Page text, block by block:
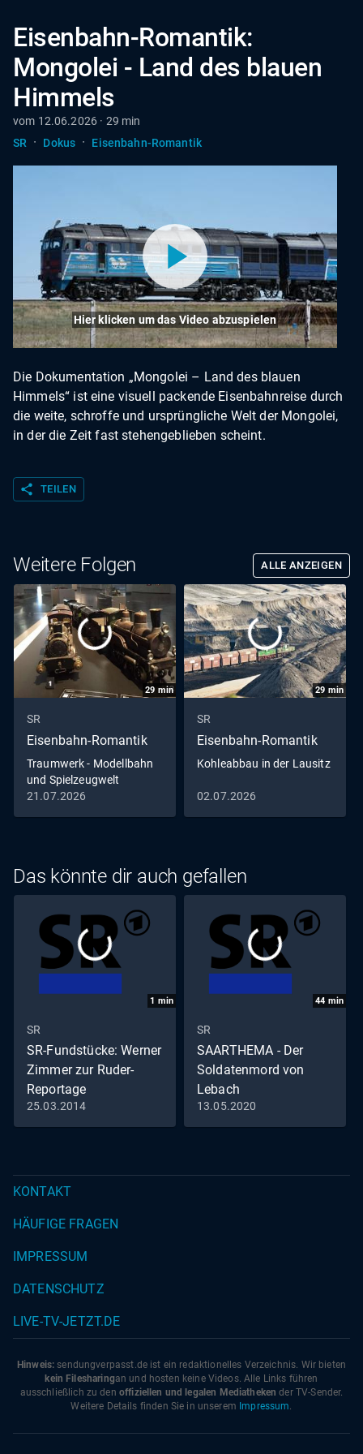
Eisenbahn-Romantik:
Mongolei - Land des blauen
Himmels
vom 12.06.2026 · 29 min
SR
· Dokus · Eisenbahn-Romantik
Hier klicken um das Video abzuspielen
Die Dokumentation „Mongolei – Land des blauen
Himmels“ ist eine visuell packende Eisenbahnreise durch
die weite, schroffe und ursprüngliche Welt der Mongolei,
in der die Zeit fast stehengeblieben scheint.
share TEILEN
Weitere Folgen ALLE ANZEIGEN
29 min
SR
Eisenbahn-Romantik
Traumwerk - Modellbahn
und Spielzeugwelt
21.07.2026
29 min
SR
Eisenbahn-Romantik
Kohleabbau in der Lausitz
02.07.2026
Das könnte dir auch gefallen
1 min
SR
SR-Fundstücke: Werner
Zimmer zur Ruder-
Reportage
Werner Zimmer zur Ruder-
Reportage Dreisbach.
25.03.2014
44 min
SR
SAARTHEMA - Der
Soldatenmord von
Lebach
13.05.2020
KONTAKT
HÄUFIGE FRAGEN
IMPRESSUM
DATENSCHUTZ
LIVE-TV-JETZT.DE
Hinweis: sendungverpasst.de ist ein redaktionelles Verzeichnis. Wir bieten
kein Filesharingan und hosten keine Videos. Alle Links führen
ausschließlich zu den offiziellen und legalen Mediatheken der TV-Sender.
Weitere Details finden Sie in unserem Impressum.